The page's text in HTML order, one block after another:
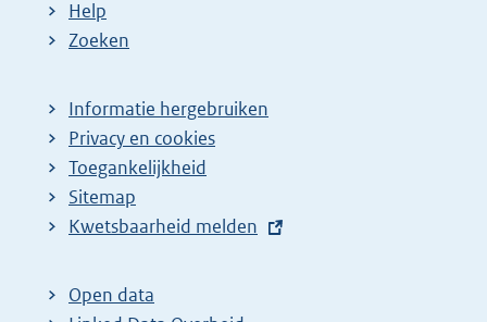
Help
Zoeken
Informatie hergebruiken
Privacy en cookies
Toegankelijkheid
Sitemap
E
t
e
Kwetsbaarheid melden
Open data